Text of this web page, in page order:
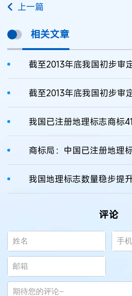
上一篇
相关文章
我国已注册地理标志商标
评论